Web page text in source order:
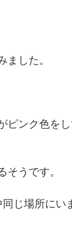
した。
ピンク色を
うです。
じ場所にい